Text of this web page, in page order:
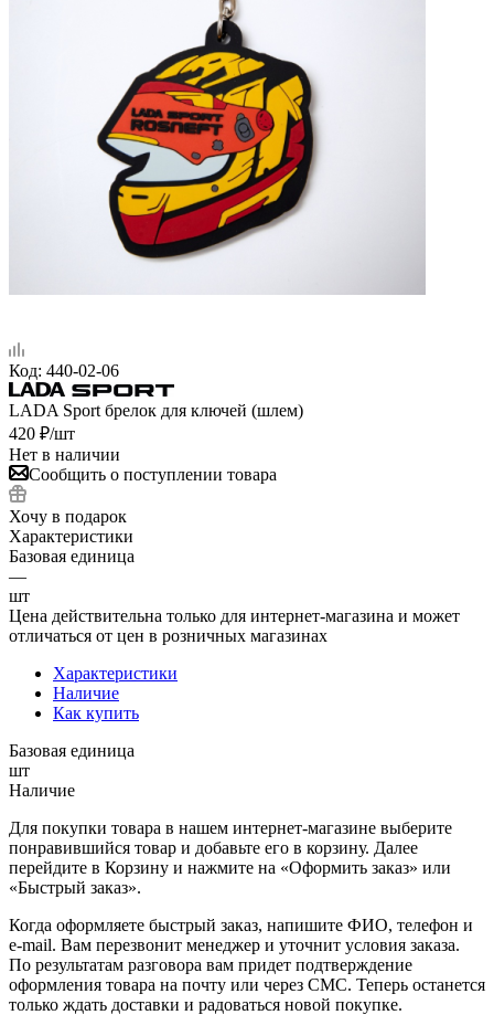
Код: 440-02-06
LADA Sport брелок для ключей (шлем)
420 ₽/шт
Нет в наличии
Сообщить о поступлении товара
Хочу в подарок
Характеристики
Базовая единица
—
шт
Цена действительна только для интернет-магазина и может
отличаться от цен в розничных магазинах
Характеристики
Наличие
Как купить
Базовая единица
шт
Наличие
Для покупки товара в нашем интернет-магазине выберите
понравившийся товар и добавьте его в корзину. Далее
перейдите в Корзину и нажмите на «Оформить заказ» или
«Быстрый заказ».
Когда оформляете быстрый заказ, напишите ФИО, телефон и
e-mail. Вам перезвонит менеджер и уточнит условия заказа.
По результатам разговора вам придет подтверждение
оформления товара на почту или через СМС. Теперь останется
только ждать доставки и радоваться новой покупке.